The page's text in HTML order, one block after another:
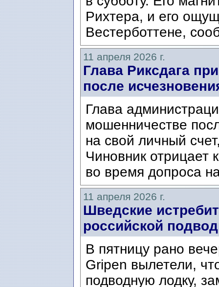
Рихтера, и его
Вестерботтене,
11 апреля 2026 г.
Глава Риксдага
после
Глава
мошенничестве
на свой личный
Чиновник отрицает
во время допроса
11 апреля 2026 г.
Шведские
российской
В пятницу рано
Gripen вылетели,
подводную лодку,